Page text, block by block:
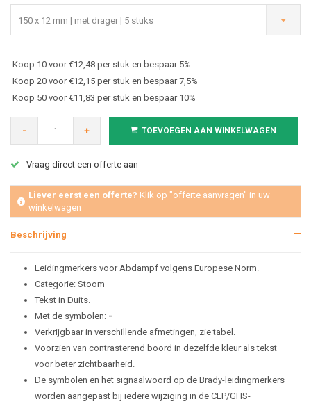
150 x 12 mm | met drager | 5 stuks
Koop 10 voor €12,48 per stuk en bespaar 5%
Koop 20 voor €12,15 per stuk en bespaar 7,5%
Koop 50 voor €11,83 per stuk en bespaar 10%
- + TOEVOEGEN AAN WINKELWAGEN
Vraag direct een offerte aan
Liever eerst een offerte? Klik op "offerte aanvragen" in uw
winkelwagen
Beschrijving
Leidingmerkers voor Abdampf volgens Europese Norm.
Categorie: Stoom
Tekst in Duits.
Met de symbolen: -
Verkrijgbaar in verschillende afmetingen, zie tabel.
Voorzien van contrasterend boord in dezelfde kleur als tekst
voor beter zichtbaarheid.
De symbolen en het signaalwoord op de Brady-leidingmerkers
worden aangepast bij iedere wijziging in de CLP/GHS-